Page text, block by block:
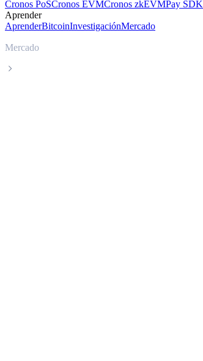
Cronos PoSCronos EVMCronos zkEVMPay SDK
Aprender
AprenderBitcoinInvestigaciónMercado
Mercado